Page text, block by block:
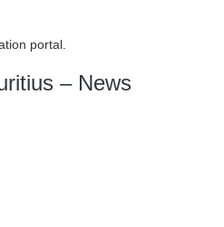
portal.
– News